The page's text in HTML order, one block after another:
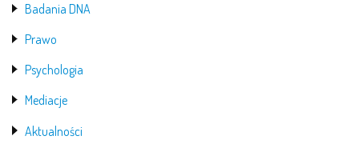
Badania DNA
Prawo
Psychologia
Mediacje
Aktualności